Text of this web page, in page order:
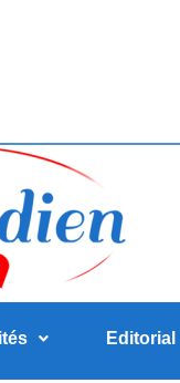
Editorial